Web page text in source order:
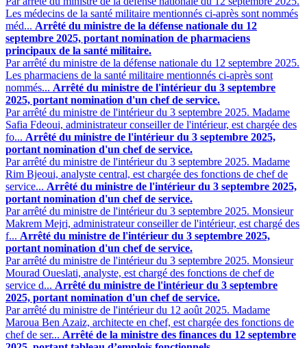
Les médecins de la santé militaire mentionnés ci-après sont nommés
méd... Arrêté du ministre de la défense nationale du 12
septembre 2025, portant nomination de pharmaciens
principaux de la santé militaire.
Par arrêté du ministre de la défense nationale du 12 septembre 2025.
Les pharmaciens de la santé militaire mentionnés ci-après sont
nommés... Arrêté du ministre de l'intérieur du 3 septembre
2025, portant nomination d'un chef de service.
Par arrêté du ministre de l'intérieur du 3 septembre 2025. Madame
Safia Fdeoui, administrateur conseiller de l'intérieur, est chargée des
fo... Arrêté du ministre de l'intérieur du 3 septembre 2025,
portant nomination d'un chef de service.
Par arrêté du ministre de l'intérieur du 3 septembre 2025. Madame
Rim Bjeoui, analyste central, est chargée des fonctions de chef de
service... Arrêté du ministre de l'intérieur du 3 septembre 2025,
portant nomination d'un chef de service.
Par arrêté du ministre de l'intérieur du 3 septembre 2025. Monsieur
Makrem Mejri, administrateur conseiller de l'intérieur, est chargé des
f... Arrêté du ministre de l'intérieur du 3 septembre 2025,
portant nomination d'un chef de service.
Par arrêté du ministre de l'intérieur du 3 septembre 2025. Monsieur
Mourad Oueslati, analyste, est chargé des fonctions de chef de
service d... Arrêté du ministre de l'intérieur du 3 septembre
2025, portant nomination d'un chef de service.
Par arrêté du ministre de l'intérieur du 12 août 2025. Madame
Maroua Ben Azaiz, architecte en chef, est chargée des fonctions de
chef de ser... Arrêté de la ministre des finances du 12 septembre